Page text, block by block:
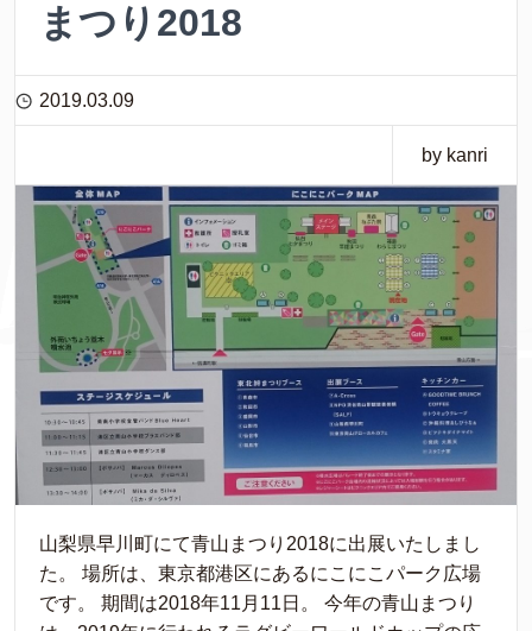
まつり2018
2019.03.09
by kanri
山梨県早川町にて青山まつり2018に出展いたしまし
た。 場所は、東京都港区にあるにこにこパーク広場
です。 期間は2018年11月11日。 今年の青山まつり